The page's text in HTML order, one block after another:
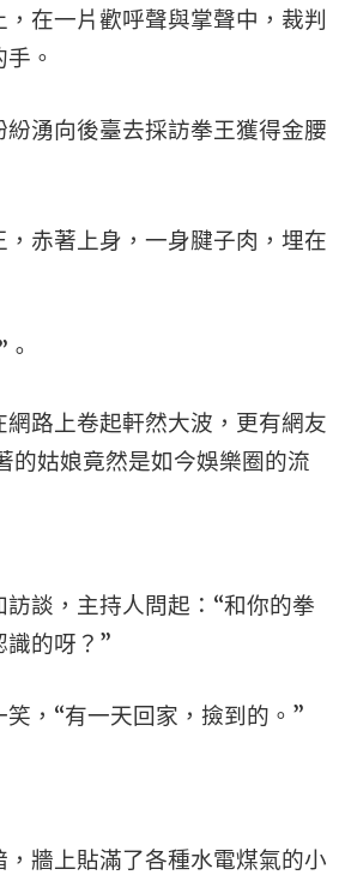
在一片歡呼聲與掌聲中，裁判
。
湧向後臺去採訪拳王獲得金腰
赤著上身，一身腱子肉，埋在
路上卷起軒然大波，更有網友
姑娘竟然是如今娛樂圈的流
談，主持人問起：“和你的拳
識的呀？”
笑，“有一天回家，撿到的。”
牆上貼滿了各種水電煤氣的小